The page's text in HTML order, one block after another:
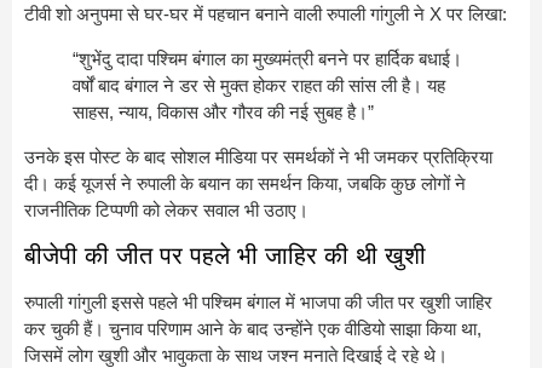
टीवी शोअनुपमासे घर-घर में पहचान बनाने वाली रुपाली गांगुली ने X पर लिखा:
“शुभेंदु दादा पश्चिम बंगाल का मुख्यमंत्री बनने पर हार्दिक बधाई।
वर्षों बाद बंगाल ने डर से मुक्त होकर राहत की सांस ली है। यह
साहस, न्याय, विकास और गौरव की नई सुबह है।”
उनके इस पोस्ट के बाद सोशल मीडिया पर समर्थकों ने भी जमकर प्रतिक्रिया
दी। कई यूजर्स ने रुपाली के बयान का समर्थन किया, जबकि कुछ लोगों ने
राजनीतिक टिप्पणी को लेकर सवाल भी उठाए।
बीजेपी की जीत पर पहले भी जाहिर की थी खुशी
रुपाली गांगुली इससे पहले भी पश्चिम बंगाल में भाजपा की जीत पर खुशी जाहिर
कर चुकी हैं। चुनाव परिणाम आने के बाद उन्होंने एक वीडियो साझा किया था,
जिसमें लोग खुशी और भावुकता के साथ जश्न मनाते दिखाई दे रहे थे।